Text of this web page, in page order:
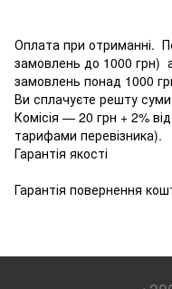
Оплата при отриманні.
замовлень до 1000 грн)
замовлень понад 1000
Ви сплачуєте решту
Комісія — 20 грн + 2%
тарифами перевізника).
Гарантія якості
Гарантія повернення